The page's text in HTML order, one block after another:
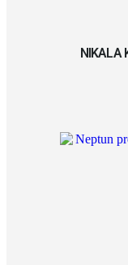
NIKALA